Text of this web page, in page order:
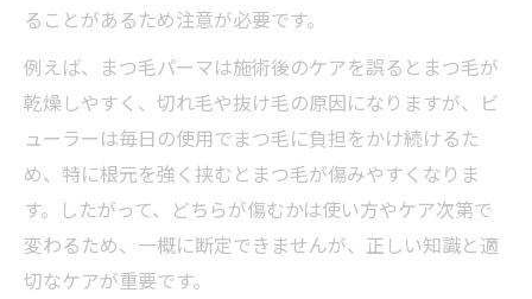
ることがあるため注意が必要です。
例えば、まつ毛パーマは施術後のケアを誤るとまつ毛が
乾燥しやすく、切れ毛や抜け毛の原因になりますが、ビ
ューラーは毎日の使用でまつ毛に負担をかけ続けるた
め、特に根元を強く挟むとまつ毛が傷みやすくなりま
す。したがって、どちらが傷むかは使い方やケア次第で
変わるため、一概に断定できませんが、正しい知識と適
切なケアが重要です。